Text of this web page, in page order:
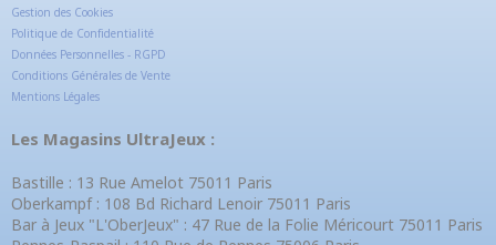
Gestion des Cookies
Politique de Confidentialité
Données Personnelles - RGPD
Conditions Générales de Vente
Mentions Légales
Les Magasins UltraJeux :
Bastille : 13 Rue Amelot 75011 Paris
Oberkampf : 108 Bd Richard Lenoir 75011 Paris
Bar à Jeux "L'OberJeux" : 47 Rue de la Folie Méricourt 75011 Paris